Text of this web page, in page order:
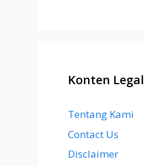
Konten Legal
Tentang Kami
Contact Us
Disclaimer